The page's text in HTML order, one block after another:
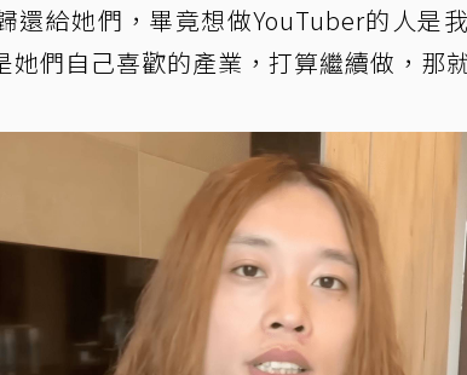
還給她們，畢竟想做YouTuber的人是
們自己喜歡的產業，打算繼續做，那